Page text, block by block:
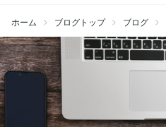
ホーム ブログトップ ブログ